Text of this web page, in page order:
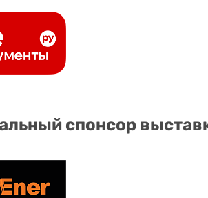
спонсор